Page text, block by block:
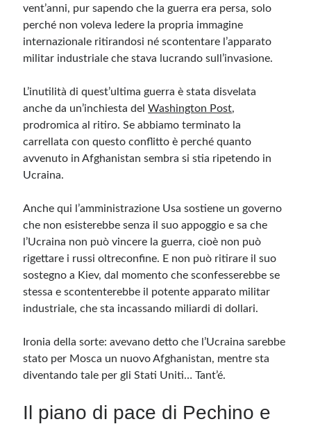
vent’anni, pur sapendo che la guerra era persa, solo
perché non voleva ledere la propria immagine
internazionale ritirandosi né scontentare l’apparato
militar industriale che stava lucrando sull’invasione.
L’inutilità di quest’ultima guerra è stata disvelata
anche da un’inchiesta delWashington Post,
prodromica al ritiro. Se abbiamo terminato la
carrellata con questo conflitto è perché quanto
avvenuto in Afghanistan sembra si stia ripetendo in
Ucraina.
Anche qui l’amministrazione Usa sostiene un governo
che non esisterebbe senza il suo appoggio e sa che
l’Ucraina non può vincere la guerra, cioè non può
rigettare i russi oltreconfine. E non può ritirare il suo
sostegno a Kiev, dal momento che sconfesserebbe se
stessa e scontenterebbe il potente apparato militar
industriale, che sta incassando miliardi di dollari.
Ironia della sorte: avevano detto che l’Ucraina sarebbe
stato per Mosca un nuovo Afghanistan, mentre sta
diventando tale per gli Stati Uniti… Tant’é.
Il piano di pace di Pechino e